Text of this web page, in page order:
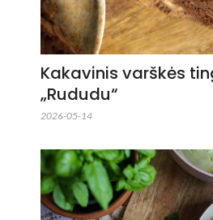
Kakavinis varškės
„Rududu“
2026-05-14